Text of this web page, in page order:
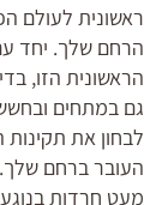
ראשונית לעולם
הרחם שלך. יחד
הראשונית הזו,
גם במתחים
לבחון את
העובר ברחם שלך.
מעט חרדות